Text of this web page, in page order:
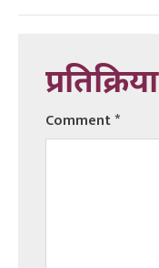
प्रतिक्रिया
Comment*